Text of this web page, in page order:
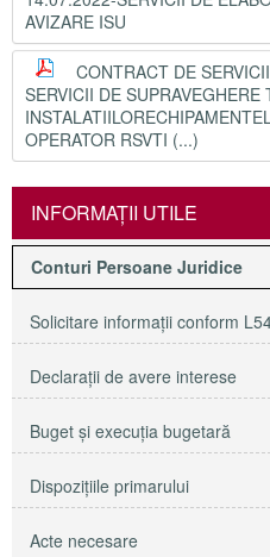
AVIZARE ISU
CONTRACT DE
SERVICII DE SUPRAVEGHERE
OPERATOR RSVTI (...)
INFORMAŢII UTILE
Conturi Persoane Juridice
Solicitare informaţii conform
Declaraţii de avere interese
Buget şi execuţia bugetară
Dispoziţiile primarului
Acte necesare